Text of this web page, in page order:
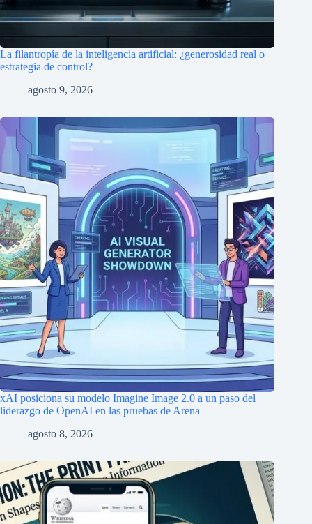
La filantropía de la inteligencia artificial: ¿generosidad real o
estrategia de control?
agosto 9, 2026
xAI posiciona su modelo Imagine Image 2.0 a un paso del
liderazgo de OpenAI en las pruebas de Arena
agosto 8, 2026